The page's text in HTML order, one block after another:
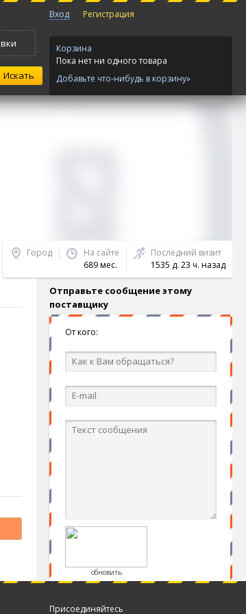
Вход Регистрация
Корзина
Пока нет ни одного товара
Добавьте что-нибудь в корзину»
Город
На сайте
689 мес.
Последний визит
1535 д. 23 ч. назад
Отправьте сообщение этому
поставщику
От кого:
обновить
Присоединяйтесь